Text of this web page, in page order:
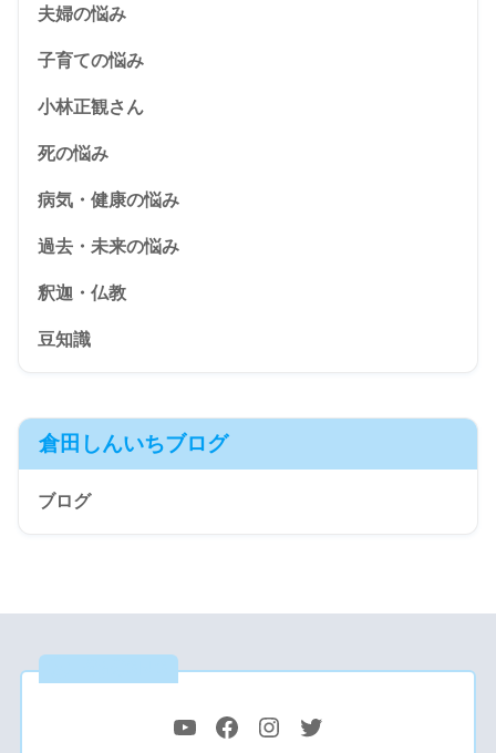
夫婦の悩み
子育ての悩み
小林正観さん
死の悩み
病気・健康の悩み
過去・未来の悩み
釈迦・仏教
豆知識
倉田しんいちブログ
ブログ